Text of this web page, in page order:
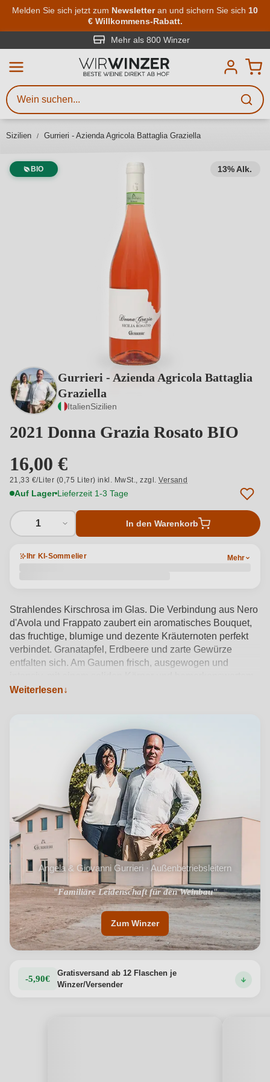
Zum Hauptinhalt springen
Melden Sie sich jetzt zum Newsletteran und sichern Sie sich 10
€ Willkommens-Rabatt.
Mehr als 800 Winzer
Sizilien Gurrieri - Azienda Agricola Battaglia Graziella
13% Alk.
BIO
Gurrieri - Azienda Agricola Battaglia
Graziella
ItalienSizilien
2021 Donna Grazia Rosato BIO
16,00 €
21,33 €/Liter (0,75 Liter) inkl. MwSt.,zzgl.Versand
Auf Lager Lieferzeit 1-3 Tage
1 In den Warenkorb
Ihr KI-Sommelier Mehr
Strahlendes Kirschrosa im Glas. Die Verbindung aus Nero
d'Avola und Frappato zaubert ein aromatisches Bouquet,
das fruchtige, blumige und dezente Kräuternoten perfekt
verbindet. Granatapfel, Erdbeere und zarte Gewürze
entfalten sich. Am Gaumen frisch, ausgewogen und
Geschmack.Produktdetails anzeigen →
Weiterlesen
Angela & Giovanni Gurrieri · Außenbetriebsleitern
"Familiäre Leidenschaft für den Weinbau"
Zum Winzer
-5,90€
Gratisversand ab 12 Flaschen je
Winzer/Versender
Weinsuche
Mindestens 3 Zeichen eingeben
Beschreiben Sie, welchen Wein
Sie suchen – ob nach Geschmack,
Region, Winzer oder anderen